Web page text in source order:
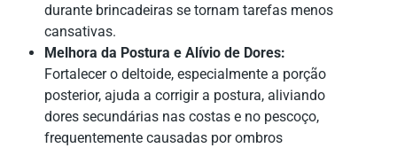
durante brincadeiras se tornam tarefas menos
cansativas.
Melhora da Postura e Alívio de Dores:
Fortalecer o deltoide, especialmente a porção
posterior, ajuda a corrigir a postura, aliviando
dores secundárias nas costas e no pescoço,
frequentemente causadas por ombros